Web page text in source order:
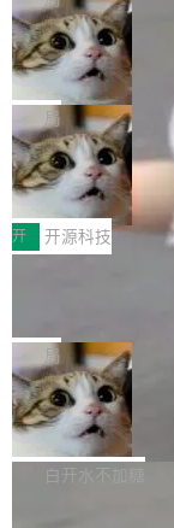
现实 过去两年，
一是如何让大模型
向生产，二是如何
设置，如果用布尔
ean 表示是否可切
色方案、深色方案
合。方案缺了、配
哪些组合有效，作
者部落知识"。 换个
变体：Switchable...
个"AI 知识库 + 聊
做，没什么新鲜的
r 上把事情说清楚了
re OS，一个带连接
有科技公司做的一
样。这是
那个创业公司。不
lare Workers 上——
——并且深度集成了
Deno 团队开源
布式 Durable
Ryan Dahl 领导的
目 Celld，一个能
Workers 和
计思路很直接：每
数据库，按名称寻
存储库里。节点之
没有控制平面，没
个小型数据库，应
库的竞争和爆炸半
了。 闲置的 cell 会
l 迁移或唤醒时，新
库继续执行。存储库
局
鲁大师7月新机性
性能、流畅双第一
新折叠缺席
2026年7月的手机
增，手机厂商的日子
放缓，因此硝烟味
高价的三星折叠（
Fold8 / Z Flip8）外
例如iQOO Z11i、
te 17 Pro、OPPO
样的次旗舰。
Z Flip8三款折叠屏
部搭载骁龙8 Elite
开 开源科技
Zed 编辑器团队发
个在 git commit 之
本控制系统。目前
ltaDB 的核心思路直
眼的位置：「
mits」——软件是在
局
SpaceXAI 单季资
根据风险投资人
析）披露的最新分
白开水不加糖